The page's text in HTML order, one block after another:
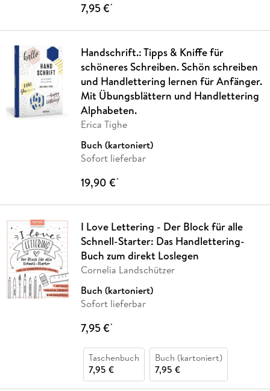
7,95 €*
Handschrift.: Tipps & Kniffe für
schöneres Schreiben. Schön schreiben
und Handlettering lernen für Anfänger.
Mit Übungsblättern und Handlettering
Alphabeten.
Erica Tighe
Buch (kartoniert)
Sofort lieferbar
19,90 €*
I Love Lettering - Der Block für alle
Schnell-Starter: Das Handlettering-
Buch zum direkt Loslegen
Cornelia Landschützer
Buch (kartoniert)
Sofort lieferbar
7,95 €*
Taschenbuch
7,95 €
Buch (kartoniert)
7,95 €